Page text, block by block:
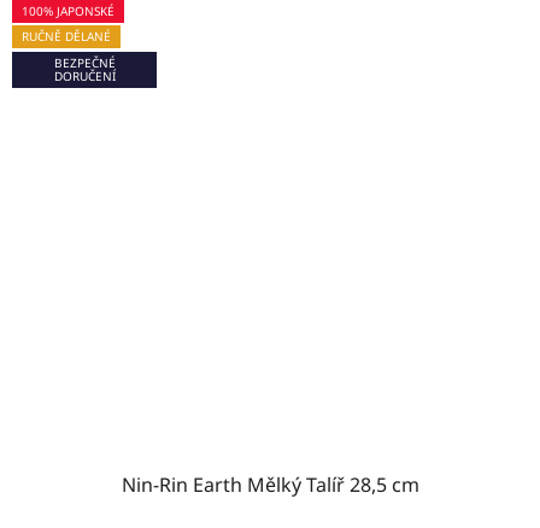
100% JAPONSKÉ
RUČNĚ DĚLANÉ
BEZPEČNÉ
DORUČENÍ
Nin-Rin Earth Mělký Talíř 28,5 cm